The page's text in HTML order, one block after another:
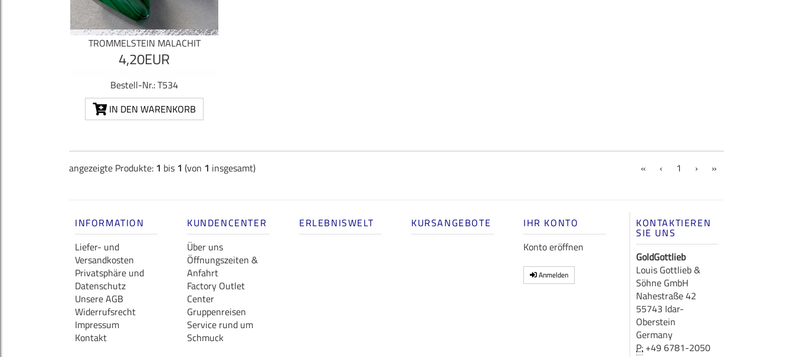
TROMMELSTEIN MALACHIT
4,20EUR
Bestell-Nr.: T534
IN DEN WARENKORB
angezeigte Produkte: 1 bis 1 (von 1 insgesamt) « ‹ 1 (current)
› »
INFORMATION
Liefer- und
Versandkosten
Privatsphäre und
Datenschutz
Unsere AGB
Widerrufsrecht
Impressum
Kontakt
KUNDENCENTER
Über uns
Öffnungszeiten &
Anfahrt
Factory Outlet
Center
Gruppenreisen
Service rund um
Schmuck
ERLEBNISWELT KURSANGEBOTE
IHR KONTO
Konto eröffnen
Anmelden
KONTAKTIEREN
SIE UNS
GoldGottlieb
Louis Gottlieb &
Söhne GmbH
Nahestraße 42
55743 Idar-
Oberstein
Germany
P: +49 6781-2050